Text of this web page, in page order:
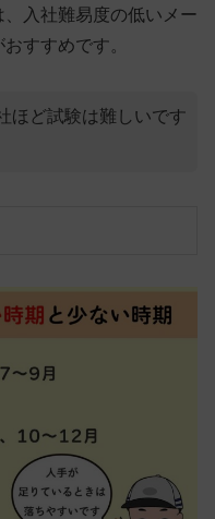
入社難易度の低いメー
すすめです。
ほど試験は難しいです